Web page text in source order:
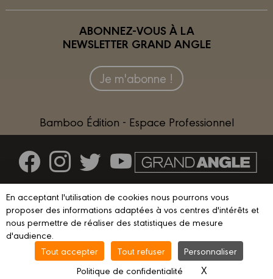
ABONNEZ-VOUS À LA
NEWSLETTER GRAND ANGLE
Je m'abonne !
Bamboo Édition - Espace Professionnel
Contactez-nous
Devenir partenaire
© 2023 GRAND ANGLE Mentions légales
Conditions d’utilisation
Vie privée
Gestion des cookies
En acceptant l'utilisation de cookies nous pourrons vous
proposer des informations adaptées à vos centres d'intérêts et
nous permettre de réaliser des statistiques de mesure
d'audience.
Tout accepter
Tout refuser
Personnaliser
Politique de confidentialité
X